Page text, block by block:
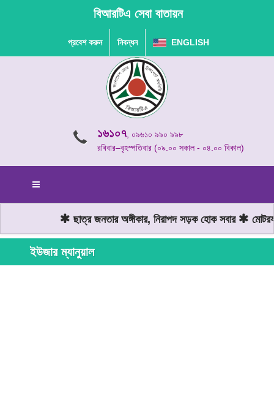
বিআরটিএ সেবা বাতায়ন
প্রবেশ করুন নিবন্ধন ENGLISH
১৬১০৭, ০৯৬১০ ৯৯০ ৯৯৮
রবিবার–বৃহস্পতিবার (০৯.০০ সকাল - ০৪.০০ বিকাল)
ছাত্র জনতার অঙ্গীকার, নিরাপদ সড়ক হোক সবার
ইউজার ম্যানুয়াল